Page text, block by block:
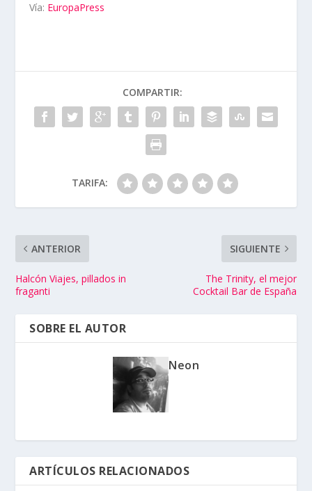
Vía: EuropaPress
COMPARTIR:
TARIFA:
ANTERIOR
Halcón Viajes, pillados in
fraganti
SIGUIENTE
The Trinity, el mejor
Cocktail Bar de España
SOBRE EL AUTOR
Neon
ARTÍCULOS RELACIONADOS